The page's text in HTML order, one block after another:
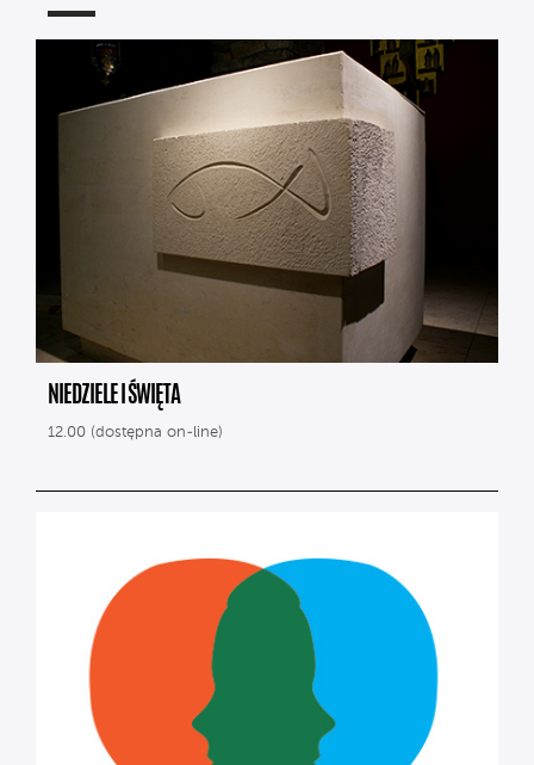
NIEDZIELE I ŚWIĘTA
12.00 (dostępna on-line)